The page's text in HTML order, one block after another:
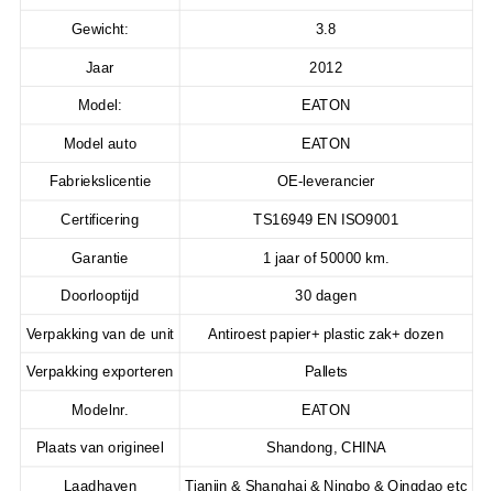
Gewicht: 3.8
Jaar 2012
Model: EATON
Model auto EATON
Fabriekslicentie OE-leverancier
Certificering TS16949 EN ISO9001
Garantie 1 jaar of 50000 km.
Doorlooptijd 30 dagen
Verpakking van de unit Antiroest papier+ plastic zak+ dozen
Verpakking exporteren Pallets
Modelnr. EATON
Plaats van origineel Shandong, CHINA
Laadhaven Tianjin & Shanghai & Ningbo & Qingdao etc